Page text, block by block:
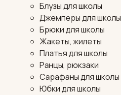
Блузы для школы
Джемперы для школы
Брюки для школы
Жакеты, жилеты
Платья для школы
Ранцы, рюкзаки
Сарафаны для школы
Юбки для школы